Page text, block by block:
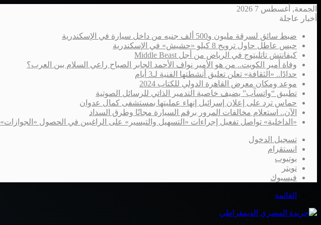
الجمعة, أغسطس 7 2026
أخبار عاجلة
ضبط سائق لسرقة مليون و500 ألف جنيه من داخل سيارة في الإسكندرية
حبس عاطل حاول ترويج 8 كيلو «حشيش» في الإسكندرية
كيفانتش تاتليتوج في الرياض من أجل Middle Beast
وفاة أمير الكويت.. من هو الأمير نواف الأحمد الجابر الصباح راعي السلام بين العرب؟
حدادًا.. «الثقافة» تعلن تعليق أنشطتها الفنية لـ3 أيام
موعد ومكان معرض القاهرة الدولي للكتاب 2024
تطبيق “واتسآب” يضيف خاصية التدمير الذاتي للرسائل الصوتية
حماس ترد على إعلان إسرائيل إنهاء عمليتها بمستشفى كمال عدوان
الآن.. استعلام مخالفات المرور برقم السيارة مجانًا وطرق السداد
«الداخلية» تواصل تفعيل إجراءات «التسهيل والتيسير» على الراغبين في الحصول «الجوازات»
تسجيل الدخول
انستقرام
يوتيوب
تويتر
فيسبوك
القائمة